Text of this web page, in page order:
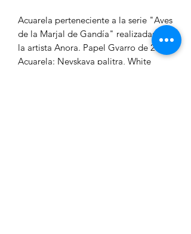
Acuarela perteneciente a la serie "Aves
de la Marjal de Gandía" realizadas por
la artista Anora. Papel Gvarro de 240g
Acuarela: Nevskaya palitra, White